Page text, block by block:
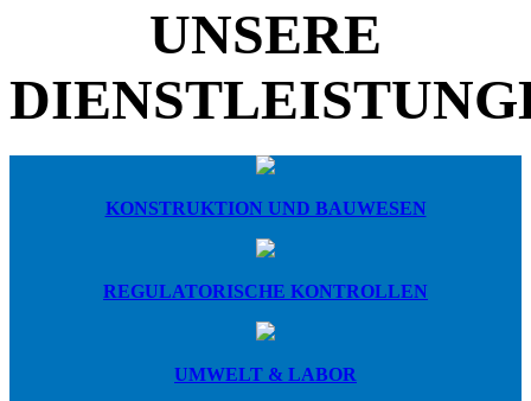
UNSERE
KONSTRUKTION UND BAUWESEN
REGULATORISCHE KONTROLLEN
UMWELT & LABOR